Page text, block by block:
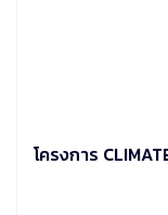
โครงการ